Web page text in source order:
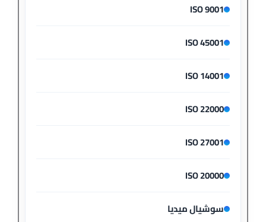
ISO 9001
ISO 45001
ISO 14001
ISO 22000
ISO 27001
ISO 20000
سوشيال ميديا